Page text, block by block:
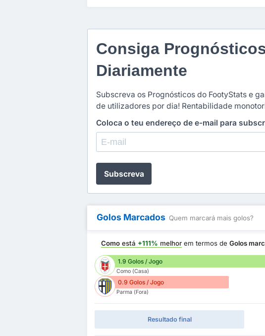
Consiga
Diariamente
Subscreva os Prognósticos do FootyStats e
de utilizadores por dia! Rentabilidade
Coloca o teu endereço de e-mail para
Subscreva
Golos Marcados Quem marcará mais golos?
Como está +111% melhor em termos deGolos
1.9 Golos / Jogo
Como (Casa)
0.9 Golos / Jogo
Parma (Fora)
Resultado final